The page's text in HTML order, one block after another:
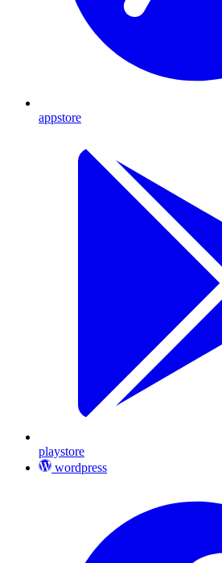
appstore
playstore
wordpress